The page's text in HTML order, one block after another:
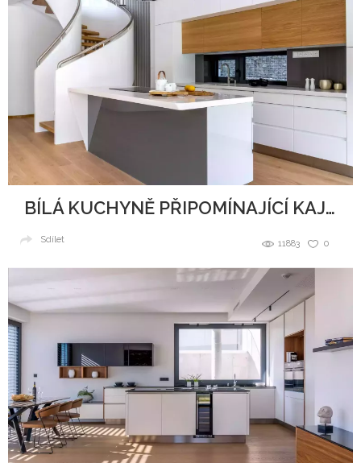
BÍLÁ KUCHYNĚ PŘIPOMÍNAJÍCÍ KAJUTU NA LODI
0
11883
Sdílet